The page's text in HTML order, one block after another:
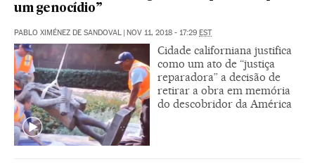
um genocídio”
PABLO XIMÉNEZ DE SANDOVAL NOV 11, 2018 - 17:29 EST
Cidade californiana justifica
como um ato de “justiça
reparadora” a decisão de
retirar a obra em memória
do descobridor da América